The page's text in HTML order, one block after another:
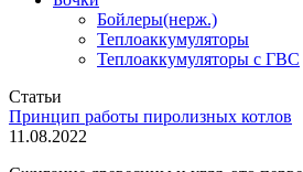
Бойлеры(нерж.)
Теплоаккумуляторы
Теплоаккумуляторы с ГВС
Статьи
Принцип работы пиролизных котлов
11.08.2022